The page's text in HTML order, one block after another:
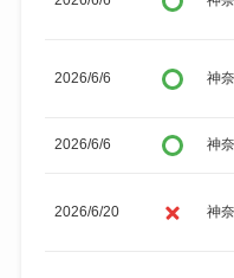
2026/6/6 神
2026/6/6 神
2026/6/20 神